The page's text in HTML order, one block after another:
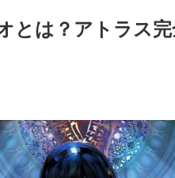
とは？アトラス